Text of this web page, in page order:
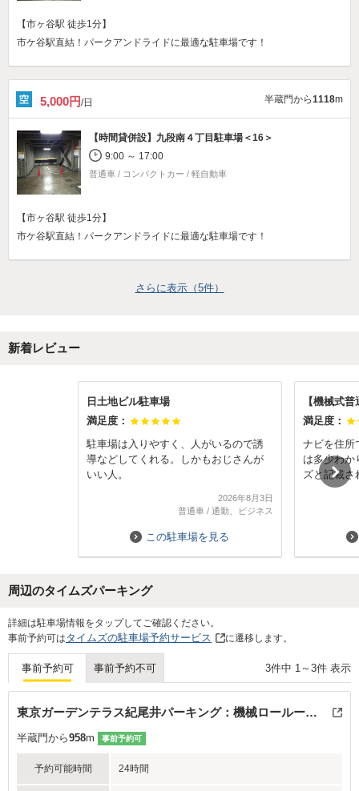
【市ヶ谷駅 徒歩1分】
市ケ谷駅直結！パークアンドライドに最適な駐車場です！
5,000円/日 半蔵門から1118m
【時間貸併設】 九段南４丁目駐車場＜16＞
9:00 ～ 17:00
普通車 / コンパクトカー / 軽自動車
【市ヶ谷駅 徒歩1分】
市ケ谷駅直結！パークアンドライドに最適な駐車場です！
さらに表示（5件）
新着レビュー
日土地ビル駐車場
満足度：
駐車場は入りやすく、人がいるので誘
導などしてくれる。しかもおじさんが
いい人。
2026年8月3日
普通車/ 通勤、ビジネス
この駐車場を見る
【機械式
満足度：
ナビを住所
は多少わか
ズと記載さ
なと思い
周辺のタイムズパーキング
詳細は駐車場情報をタップしてご確認ください。
事前予約可はタイムズの駐車場予約サービス に遷移します。
事前予約可 事前予約不可 3件中 1 ～ 3件 表示
東京ガーデンテラス紀尾井パーキング：機械ロールーフ高さ155cmまで
半蔵門から958m 事前予約可
予約可能時間 24時間